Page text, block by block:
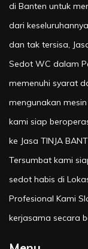
di Banten untuk
dari
dan tak tersisa,
Sedot WC dalam
memenuhi syarat
mengunakan
kami siap
ke Jasa TINJA
Tersumbat kami
sedot habis di
Profesional Kami
kerjasama secara